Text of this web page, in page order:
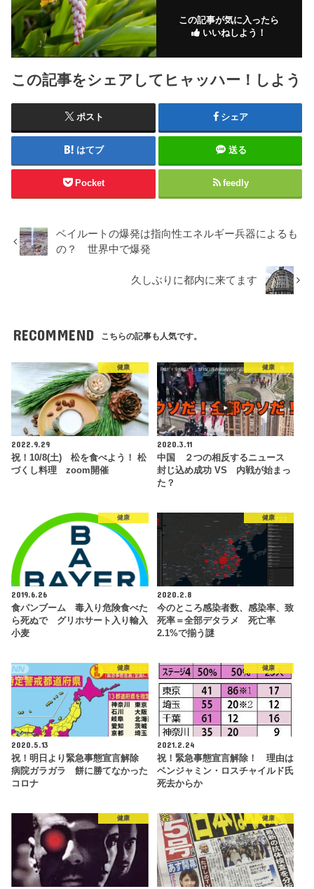
この記事が気に入ったら
いいねしよう！
この記事をシェアしてヒャッハー！しよう
ポスト シェア
はてブ 送る
Pocket feedly
ベイルートの爆発は指向性エネルギー兵器によるも
の？ 世界中で爆発
久しぶりに都内に来てます
RECOMMEND こちらの記事も人気です。
健康
2022.9.29
祝！10/8(土) 松を食べよう！ 松
づくし料理 zoom開催
健康
2020.3.11
中国 ２つの相反するニュース
封じ込め成功 VS 内戦が始まっ
た？
健康
2019.6.26
食パンブーム 毒入り危険食べた
ら死ぬで グリホサート入り輸入
小麦
健康
2020.2.8
今のところ感染者数、感染率、致
死率＝全部デタラメ 死亡率
2.1%で揃う謎
健康
2020.5.13
祝！明日より緊急事態宣言解除
病院ガラガラ 餅に勝てなかった
コロナ
健康
2021.2.24
祝！緊急事態宣言解除！ 理由は
ベンジャミン・ロスチャイルド氏
死去からか
健康 健康